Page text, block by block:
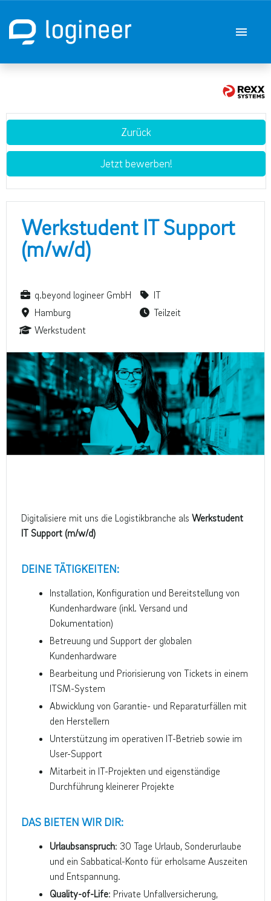
Karriere bei der q.beyond logineer GmbH
Zurück
Jetzt bewerben!
Werkstudent IT Support
(m/w/d)
q.beyond logineer GmbH
Hamburg
Werkstudent
IT
Teilzeit
Digitalisiere mit uns die Logistikbranche als Werkstudent
IT Support (m/w/d)
DEINE TÄTIGKEITEN:
Installation, Konfiguration und Bereitstellung von
Kundenhardware (inkl. Versand und
Dokumentation)
Betreuung und Support der globalen
Kundenhardware
Bearbeitung und Priorisierung von Tickets in einem
ITSM-System
Abwicklung von Garantie- und Reparaturfällen mit
den Herstellern
Unterstützung im operativen IT-Betrieb sowie im
User-Support
Mitarbeit in IT-Projekten und eigenständige
Durchführung kleinerer Projekte
DAS BIETEN WIR DIR:
Urlaubsanspruch: 30 Tage Urlaub, Sonderurlaube
und ein Sabbatical-Konto für erholsame Auszeiten
und Entspannung.
Quality-of-Life: Private Unfallversicherung,